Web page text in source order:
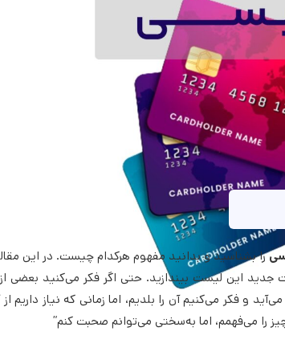
را بشناسید و بدانید مفهوم هرکدام چیست. در این
جدید این لیست بیندازید. حتی اگر فکر می‌کنید بعضی از
و فکر می‌کنیم آن را بلدیم، اما زمانی که نیاز داریم
را می‌فهمم، اما به‌سختی می‌توانم صحبت کنم”